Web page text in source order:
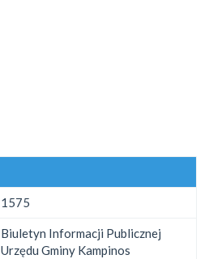
1575
Biuletyn Informacji Publicznej
Urzędu Gminy Kampinos